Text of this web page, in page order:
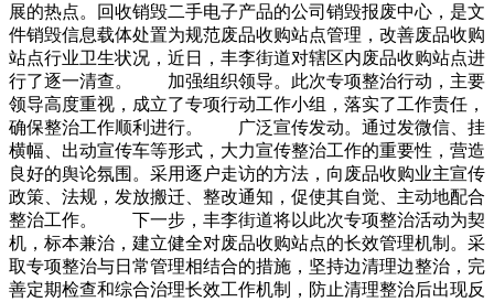
展的热点。回收销毁二手电子产品的公司销毁报废中心，是文
件销毁信息载体处置为规范废品收购站点管理，改善废品收购
站点行业卫生状况，近日，丰李街道对辖区内废品收购站点进
行了逐一清查。 加强组织领导。此次专项整治行动，主要
领导高度重视，成立了专项行动工作小组，落实了工作责任，
确保整治工作顺利进行。 广泛宣传发动。通过发微信、挂
横幅、出动宣传车等形式，大力宣传整治工作的重要性，营造
良好的舆论氛围。采用逐户走访的方法，向废品收购业主宣传
政策、法规，发放搬迁、整改通知，促使其自觉、主动地配合
整治工作。 下一步，丰李街道将以此次专项整治活动为契
机，标本兼治，建立健全对废品收购站点的长效管理机制。采
取专项整治与日常管理相结合的措施，坚持边清理边整治，完
善定期检查和综合治理长效工作机制，防止清理整治后出现反